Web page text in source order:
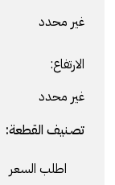
غير محدد
الارتفاع:
غير محدد
تصنيف القطعة:
اطلب السعر